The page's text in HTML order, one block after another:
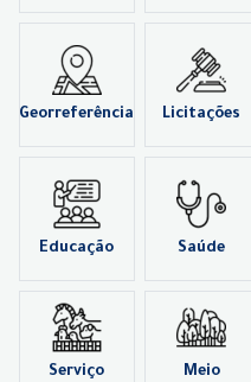
Georreferência Licitações
Educação Saúde
Serviço
Meio